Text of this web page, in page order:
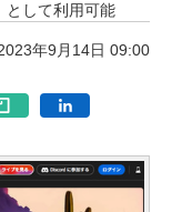
として利用可能
年9月14日 09:00